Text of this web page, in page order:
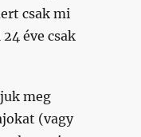
csak mi
éve csak
meg
(vagy